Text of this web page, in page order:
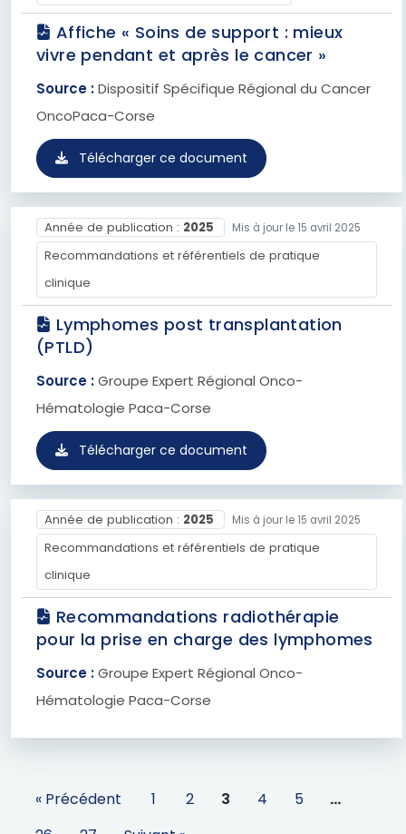
Affiche « Soins de support : mieux
vivre pendant et après le cancer »
Source :Dispositif Spécifique Régional du Cancer
OncoPaca-Corse
Télécharger ce document
Année de publication : 2025 Mis à jour le 15 avril 2025
Recommandations et référentiels de pratique
clinique
Lymphomes post transplantation
(PTLD)
Source :Groupe Expert Régional Onco-
Hématologie Paca-Corse
Télécharger ce document
Année de publication : 2025 Mis à jour le 15 avril 2025
Recommandations et référentiels de pratique
clinique
Recommandations radiothérapie
pour la prise en charge des lymphomes
Source :Groupe Expert Régional Onco-
Hématologie Paca-Corse
« Précédent 1 2 3 4 5
…